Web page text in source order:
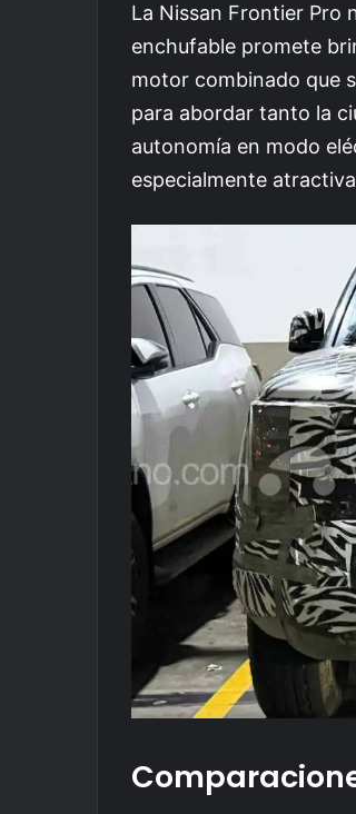
La Nissan Frontier Pro
enchufable promete
motor combinado que
para abordar tanto la
autonomía en modo
especialmente